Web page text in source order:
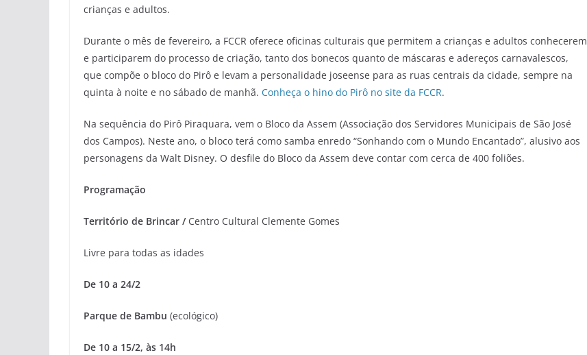
crianças e adultos.
Durante o mês de fevereiro, a FCCR oferece oficinas culturais que permitem a crianças e adultos conhecerem
e participarem do processo de criação, tanto dos bonecos quanto de máscaras e adereços carnavalescos,
que compõe o bloco do Pirô e levam a personalidade joseense para as ruas centrais da cidade, sempre na
quinta à noite e no sábado de manhã. Conheça o hino do Pirô no site da FCCR.
Na sequência do Pirô Piraquara, vem o Bloco da Assem (Associação dos Servidores Municipais de São José
dos Campos). Neste ano, o bloco terá como samba enredo “Sonhando com o Mundo Encantado”, alusivo aos
personagens da Walt Disney. O desfile do Bloco da Assem deve contar com cerca de 400 foliões.
Programação
Território de Brincar / Centro Cultural Clemente Gomes
Livre para todas as idades
De 10 a 24/2
Parque de Bambu (ecológico)
De 10 a 15/2, às 14h